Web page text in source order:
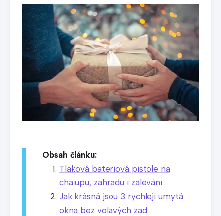
Obsah článku:
Tlaková bateriová pistole na
chalupu, zahradu i zalévání
Jak krásná jsou 3 rychleji umytá
okna bez volavých zad